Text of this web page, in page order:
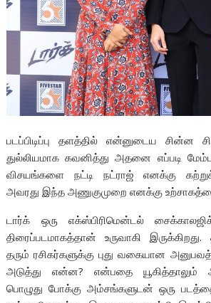
படப்பிடிப்பு தளத்தில் என்னுடைய சின்ன
துல்லியமாக கவனித்து அதனை எப்படி
விசயங்களை நட்டி நட்ராஜ் எனக்கு கற்றுக்
அவரது இந்த அணுகுமுறை எனக்கு
டார்க் ஒரு எக்ஸ்பிரிமென்டல்
திரைப்படமாகத்தான் உருவாகி இருக்கிறது.
தரும் ரசிகர்களுக்கு புது வகையான
அடுத்து என்ன? என்பதை யூகித்தாலும்
பொழுது போக்கு அம்சங்களுடன் ஒரு